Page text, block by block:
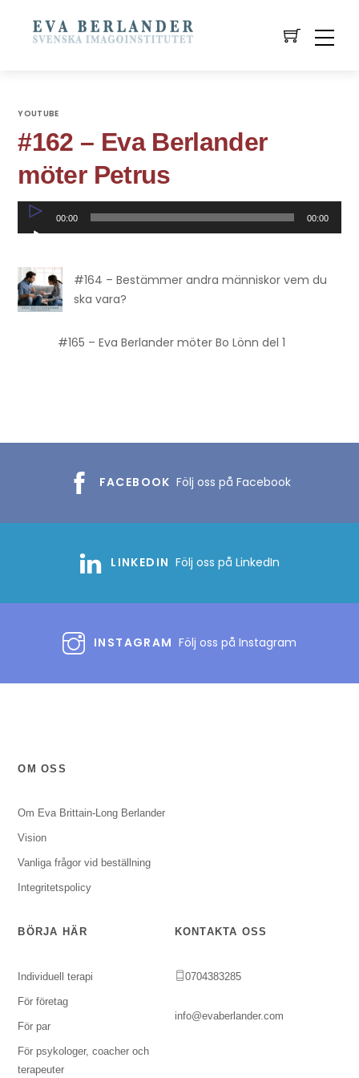
YOUTUBE
#162 – Eva Berlander
möter Petrus
Ljudspelare
00:00 00:00
#164 – Bestämmer andra människor vem du
ska vara?
#165 – Eva Berlander möter Bo Lönn del 1
FACEBOOK Följ oss på Facebook
LINKEDIN Följ oss på LinkedIn
INSTAGRAM Följ oss på Instagram
OM OSS
Om Eva Brittain-Long Berlander
Vision
Vanliga frågor vid beställning
Integritetspolicy
BÖRJA HÄR
Individuell terapi
För företag
För par
För psykologer, coacher och
terapeuter
KONTAKTA OSS
0704383285
info@evaberlander.com